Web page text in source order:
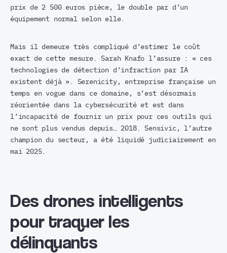
prix de 2 500 euros pièce, le double par d’un
équipement normal selon elle.
Mais il demeure très compliqué d’estimer le coût
exact de cette mesure. Sarah Knafo l’assure : « ces
technologies de détection d’infraction par IA
existent déjà ». Serenicity, entreprise française un
temps en vogue dans ce domaine, s’est désormais
réorientée dans la cybersécurité et est dans
l’incapacité de fournir un prix pour ces outils qui
ne sont plus vendus depuis… 2018. Sensivic, l’autre
champion du secteur, a été liquidé judiciairement en
mai 2025.
Des drones intelligents
pour traquer les
délinquants